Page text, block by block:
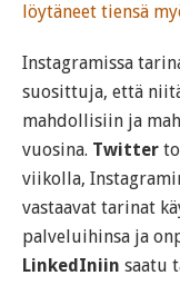
löytäneet tiensä
Instagramissa
suosittuja, että
mahdollisiin ja
vuosina. Twitter
viikolla,
vastaavat tarinat
palveluihinsa ja
LinkedIniin saatu